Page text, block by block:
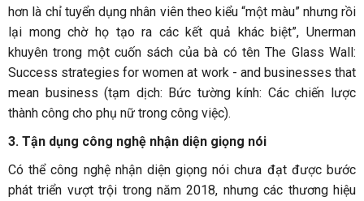
hơn là chỉ tuyển dụng nhân viên theo kiểu “một màu” nhưng rồi
lại mong chờ họ tạo ra các kết quả khác biệt”, Unerman
khuyên trong một cuốn sách của bà có tên The Glass Wall:
Success strategies for women at work - and businesses that
mean business (tạm dịch: Bức tường kính: Các chiến lược
thành công cho phụ nữ trong công việc).
3. Tận dụng công nghệ nhận diện giọng nói
Có thể công nghệ nhận diện giọng nói chưa đạt được bước
phát triển vượt trội trong năm 2018, nhưng các thương hiệu